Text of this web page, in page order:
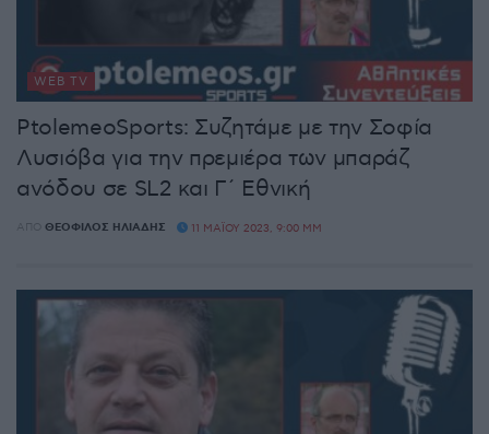
WEB TV
PtolemeoSports: Συζητάμε με την Σοφία
Λυσιόβα για την πρεμιέρα των μπαράζ
ανόδου σε SL2 και Γ΄ Εθνική
ΑΠΌ ΘΕΌΦΙΛΟΣ ΗΛΙΆΔΗΣ 11 ΜΑΪ́ΟΥ 2023, 9:00 ΜΜ